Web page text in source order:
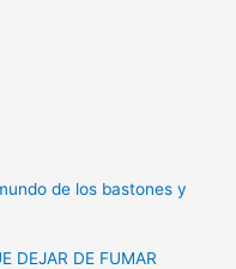
de los bastones y
DEJAR DE FUMAR